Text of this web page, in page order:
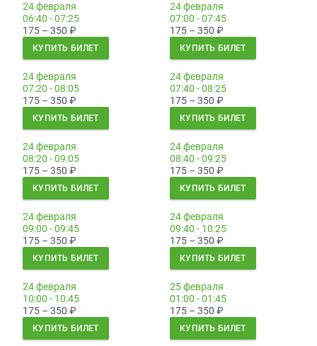
24 февраля
06:40 - 07:25
175 – 350 ₽
КУПИТЬ БИЛЕТ
24 февраля
07:00 - 07:45
175 – 350 ₽
КУПИТЬ БИЛЕТ
24 февраля
07:20 - 08:05
175 – 350 ₽
КУПИТЬ БИЛЕТ
24 февраля
07:40 - 08:25
175 – 350 ₽
КУПИТЬ БИЛЕТ
24 февраля
08:20 - 09:05
175 – 350 ₽
КУПИТЬ БИЛЕТ
24 февраля
08:40 - 09:25
175 – 350 ₽
КУПИТЬ БИЛЕТ
24 февраля
09:00 - 09:45
175 – 350 ₽
КУПИТЬ БИЛЕТ
24 февраля
09:40 - 10:25
175 – 350 ₽
КУПИТЬ БИЛЕТ
24 февраля
10:00 - 10:45
175 – 350 ₽
КУПИТЬ БИЛЕТ
25 февраля
01:00 - 01:45
175 – 350 ₽
КУПИТЬ БИЛЕТ